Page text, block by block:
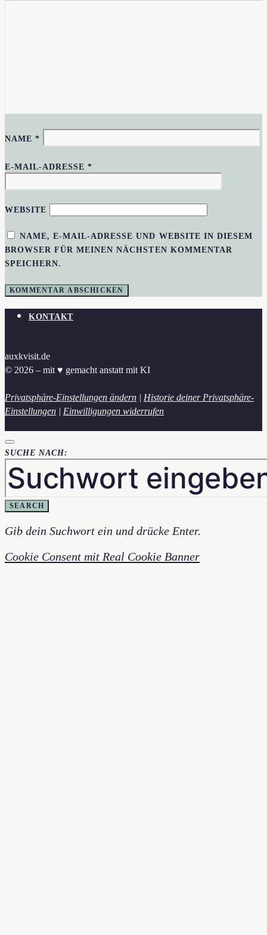
NAME*
E-MAIL-ADRESSE*
WEBSITE
NAME, E-MAIL-ADRESSE UND WEBSITE IN DIESEM
BROWSER FÜR MEINEN NÄCHSTEN KOMMENTAR
SPEICHERN.
KONTAKT
auxkvisit.de
© 2026 – mit ♥︎ gemacht anstatt mit KI
Privatsphäre-Einstellungen ändern | Historie deiner Privatsphäre-
Einstellungen | Einwilligungen widerrufen
SUCHE NACH:
SEARCH
Gib dein Suchwort ein und drücke Enter.
Cookie Consent mit Real Cookie Banner